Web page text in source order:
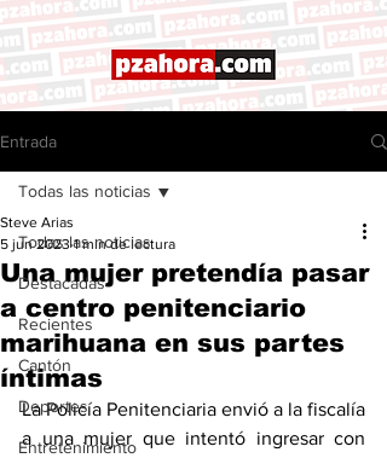
Entrada
Todas las noticias
Destacadas
Recientes
Cantón
Deportes
Entretenimiento
Todas las noticias
Una mujer pretendía pasar
a centro penitenciario
marihuana en sus partes
íntimas
Steve Arias
5 jun 2023 1 min de lectura
La Policía Penitenciaria envió a la fiscalía
a una mujer que intentó ingresar con